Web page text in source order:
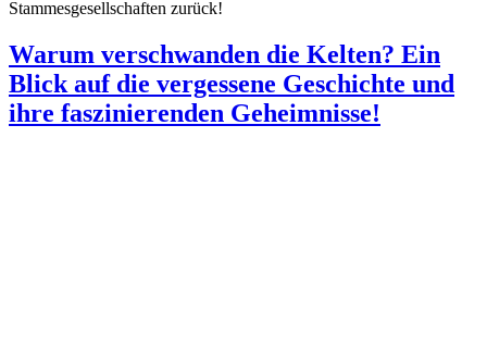
Stammesgesellschaften zurück!
Warum verschwanden die Kelten? Ein
Blick auf die vergessene Geschichte und
ihre faszinierenden Geheimnisse!